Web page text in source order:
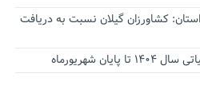
کشاورزان گیلان نسبت به دریافت
شهریورماه